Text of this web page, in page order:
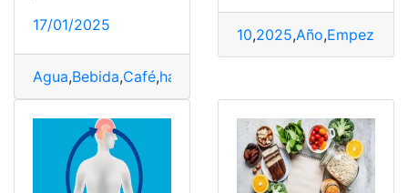
17/01/2025
Agua,Bebida,Café,harvard
10,2025,Año,Empezar